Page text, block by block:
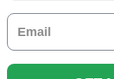
Email